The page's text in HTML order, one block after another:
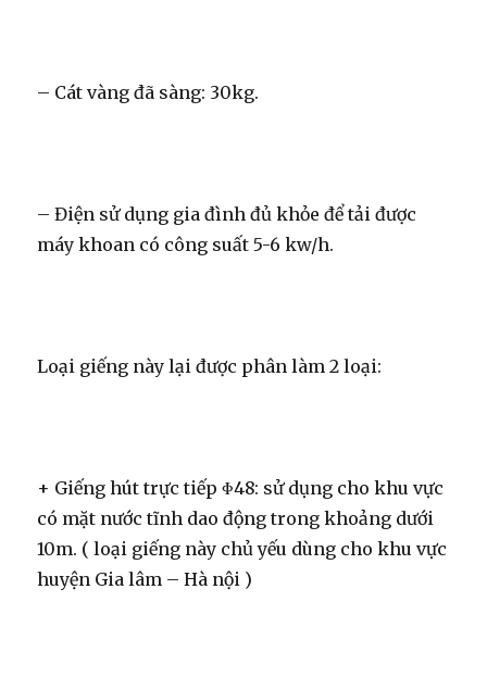
– Cát vàng đã sàng: 30kg.
– Điện sử dụng gia đình đủ khỏe để tải được
máy khoan có công suất 5-6 kw/h.
Loại giếng này lại được phân làm 2 loại:
+ Giếng hút trực tiếp Φ48: sử dụng cho khu vực
có mặt nước tĩnh dao động trong khoảng dưới
10m. ( loại giếng này chủ yếu dùng cho khu vực
huyện Gia lâm – Hà nội )